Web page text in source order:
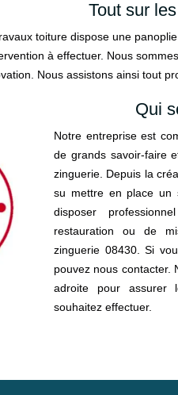
Tout sur
toiture dispose une
à effectuer. Nous
Nous assistons ainsi tout
Qui
Notre entreprise est
de grands savoir-faire
zinguerie. Depuis la
su mettre en place un
disposer
restauration ou de
zinguerie 08430. Si
pouvez nous contacter.
adroite pour assurer
souhaitez effectuer.